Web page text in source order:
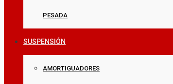
PESADA
SUSPENSIÓN
AMORTIGUADORES